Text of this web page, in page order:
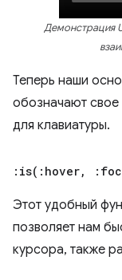
Демонстрация
Теперь наши
обозначают свое
для клавиатуры.
: is( :hover,
Этот удобный
позволяет нам
курсора, также